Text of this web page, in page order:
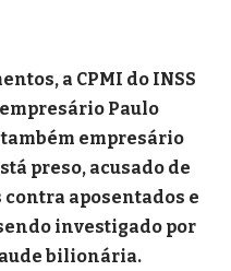
a CPMI do INSS
Paulo
empresário
preso, acusado de
aposentados e
investigado por
bilionária.